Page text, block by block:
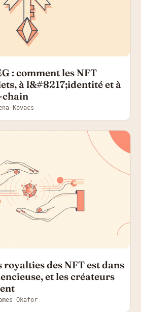
: comment les NFT
à l&#8217;identité et à
chain
Kovacs
royalties des NFT est dans
et les créateurs
Okafor